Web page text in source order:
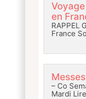
en
RAPPEL
France
– Co
Mardi